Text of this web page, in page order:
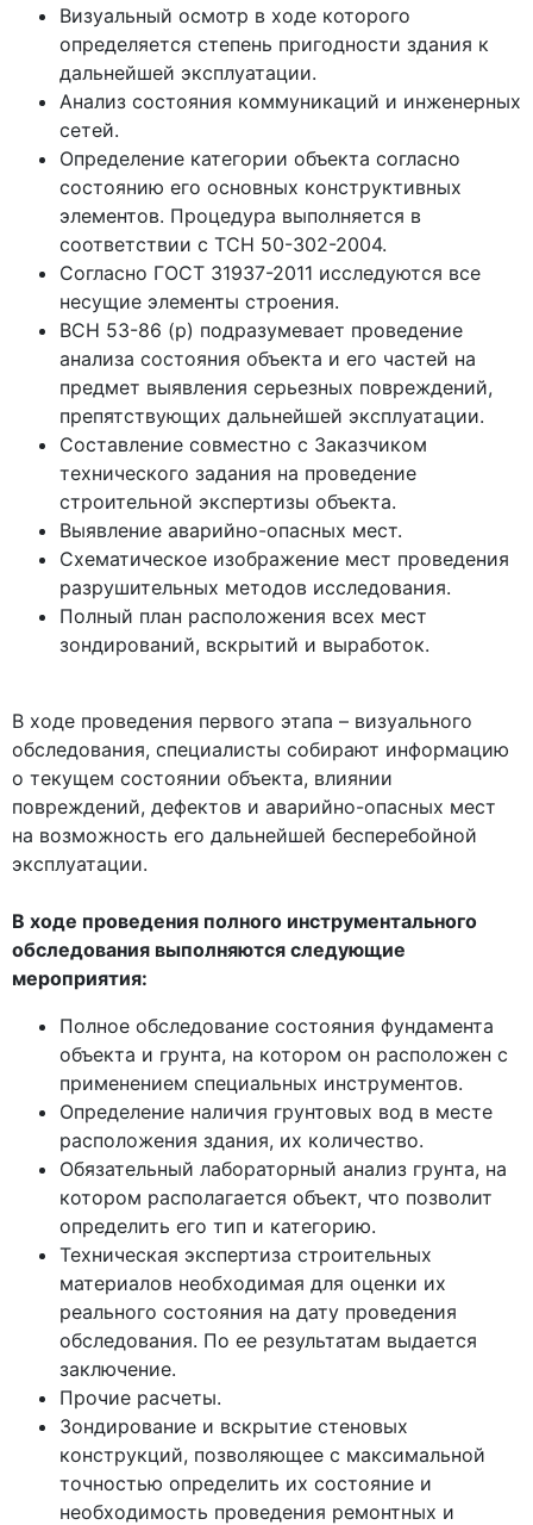
Визуальный осмотр в ходе которого
определяется степень пригодности здания к
дальнейшей эксплуатации.
Анализ состояния коммуникаций и инженерных
сетей.
Определение категории объекта согласно
состоянию его основных конструктивных
элементов. Процедура выполняется в
соответствии с ТСН 50-302-2004.
Согласно ГОСТ 31937-2011 исследуются все
несущие элементы строения.
ВСН 53-86 (р) подразумевает проведение
анализа состояния объекта и его частей на
предмет выявления серьезных повреждений,
препятствующих дальнейшей эксплуатации.
Составление совместно с Заказчиком
технического задания на проведение
строительной экспертизы объекта.
Выявление аварийно-опасных мест.
Схематическое изображение мест проведения
разрушительных методов исследования.
Полный план расположения всех мест
зондирований, вскрытий и выработок.
В ходе проведения первого этапа – визуального
обследования, специалисты собирают информацию
о текущем состоянии объекта, влиянии
повреждений, дефектов и аварийно-опасных мест
на возможность его дальнейшей бесперебойной
эксплуатации.
В ходе проведения полного инструментального
обследования выполняются следующие
мероприятия:
Полное обследование состояния фундамента
объекта и грунта, на котором он расположен с
применением специальных инструментов.
Определение наличия грунтовых вод в месте
расположения здания, их количество.
Обязательный лабораторный анализ грунта, на
котором располагается объект, что позволит
определить его тип и категорию.
Техническая экспертиза строительных
материалов необходимая для оценки их
реального состояния на дату проведения
обследования. По ее результатам выдается
заключение.
Прочие расчеты.
Зондирование и вскрытие стеновых
конструкций, позволяющее с максимальной
точностью определить их состояние и
необходимость проведения ремонтных и